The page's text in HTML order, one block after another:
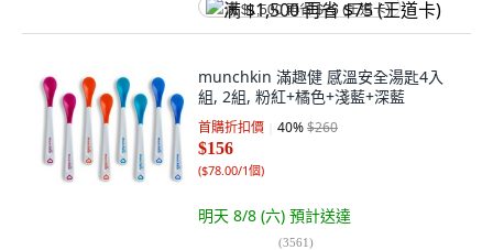
满 $1,500 再省 $75 (王道卡)
munchkin 滿趣健 感溫安全湯匙4入
組, 2組, 粉紅+橘色+淺藍+深藍
首購折扣價 40%$260
$156
($78.00/1個)
明天 8/8 (六) 預計送達
(3561)